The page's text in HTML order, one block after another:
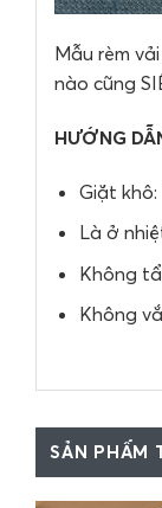
Mẫu rèm
nào cũng
HƯỚNG
Giặt khô:
Là ở
Không
Không
SẢN PHẨM